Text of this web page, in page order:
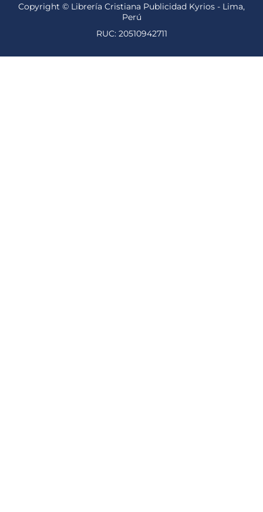
Copyright © Librería Cristiana Publicidad Kyrios - Lima,
Perú
RUC: 20510942711